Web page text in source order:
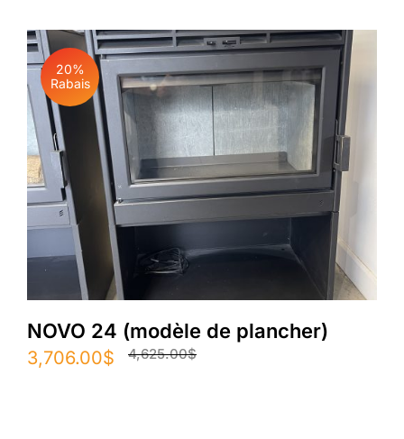
6,299.00$.
5,355.00$.
20%
Rabais
NOVO 24 (modèle de plancher)
4,625.00$
Le
3,706.00$
Le